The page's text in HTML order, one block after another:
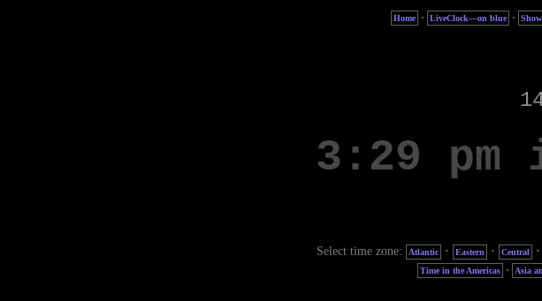
Home · LiveClock—on blue ·
Select time zone: Atlantic · Eastern · Central ·
Time in the Americas
· Asia